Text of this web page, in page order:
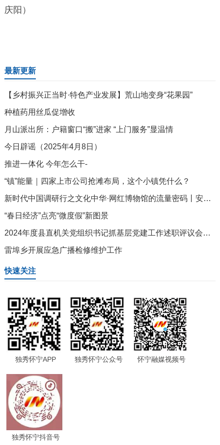
庆阳）
最新更新
【乡村振兴正当时·特色产业发展】荒山地变身“花果园”
种植药用丝瓜促增收
月山派出所：户籍窗口“搬”进家 “上门服务”显温情
今日辟谣（2025年4月8日）
推进一体化 今年怎么干-
“镇”能量｜四家上市公司抢滩布局，这个小镇凭什么？
新时代中国调研行之文化中华·网红博物馆的流量密码丨安徽博物院：让观众“来了就不想走，走了还想来”
“春日经济”点亮“微度假”新图景
2024年度县直机关党组织书记抓基层党建工作述职评议会议暨2025年度县直机关党建工作推进会召开
雷埠乡开展应急广播检修维护工作
快速关注
独秀怀宁APP 独秀怀宁公众号 怀宁融媒视频号
独秀怀宁抖音号